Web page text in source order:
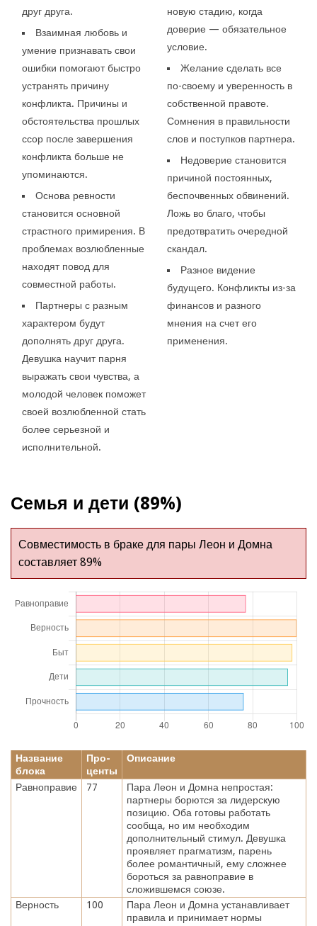
друг друга.
Взаимная любовь и
умение признавать свои
ошибки помогают быстро
устранять причину
конфликта. Причины и
обстоятельства прошлых
ссор после завершения
конфликта больше не
упоминаются.
Основа ревности
становится основной
страстного примирения. В
проблемах возлюбленные
находят повод для
совместной работы.
Партнеры с разным
характером будут
дополнять друг друга.
Девушка научит парня
выражать свои чувства, а
молодой человек поможет
своей возлюбленной стать
более серьезной и
исполнительной.
новую стадию, когда
доверие — обязательное
условие.
Желание сделать все
по-своему и уверенность в
собственной правоте.
Сомнения в правильности
слов и поступков партнера.
Недоверие становится
причиной постоянных,
беспочвенных обвинений.
Ложь во благо, чтобы
предотвратить очередной
скандал.
Разное видение
будущего. Конфликты из-за
финансов и разного
мнения на счет его
применения.
Семья и дети (89%)
Совместимость в браке для пары Леон и Домна
составляет 89%
Название
блока
Про-
центы
Описание
Равноправие 77
Пара Леон и Домна непростая:
партнеры борются за лидерскую
позицию. Оба готовы работать
сообща, но им необходим
дополнительный стимул. Девушка
проявляет прагматизм, парень
более романтичный, ему сложнее
бороться за равноправие в
сложившемся союзе.
Верность
100
Пара Леон и Домна устанавливает
правила и принимает нормы